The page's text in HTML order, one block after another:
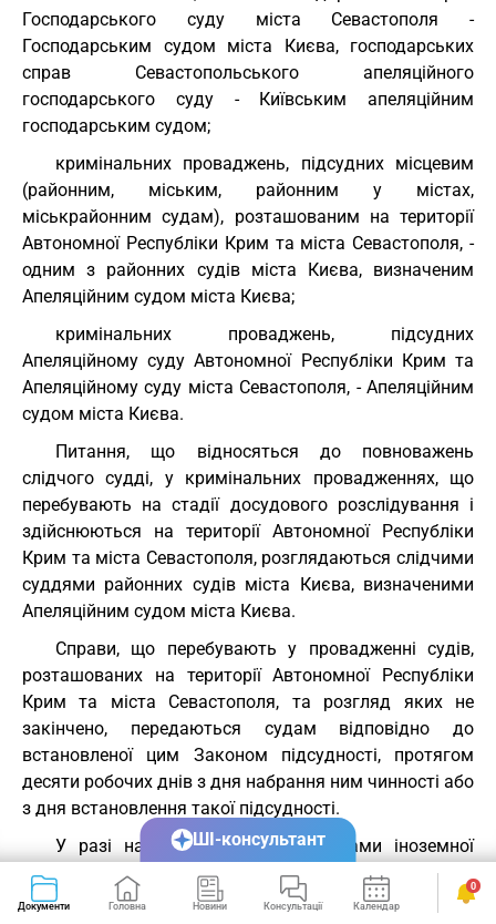
Господарського суду міста Севастополя -
Господарським судом міста Києва, господарських
справ Севастопольського апеляційного
господарського суду - Київським апеляційним
господарським судом;
кримінальних проваджень, підсудних місцевим
(районним, міським, районним у містах,
міськрайонним судам), розташованим на території
Автономної Республіки Крим та міста Севастополя, -
одним з районних судів міста Києва, визначеним
Апеляційним судом міста Києва;
кримінальних проваджень, підсудних
Апеляційному суду Автономної Республіки Крим та
Апеляційному суду міста Севастополя, - Апеляційним
судом міста Києва.
Питання, що відносяться до повноважень
слідчого судді, у кримінальних провадженнях, що
перебувають на стадії досудового розслідування і
здійснюються на території Автономної Республіки
Крим та міста Севастополя, розглядаються слідчими
суддями районних судів міста Києва, визначеними
Апеляційним судом міста Києва.
Справи, що перебувають у провадженні судів,
розташованих на території Автономної Республіки
Крим та міста Севастополя, та розгляд яких не
закінчено, передаються судам відповідно до
встановленої цим Законом підсудності, протягом
десяти робочих днів з дня набрання ним чинності або
з дня встановлення такої підсудності.
У разі нанесення шкоди суб'єктами іноземної
держави нерезидентами підсудність встановлюється
за місцем нанесення шкоди з урахуванням правил
Документи Головна Новини Консультації Календар Сервіси
0
ШІ-консультант